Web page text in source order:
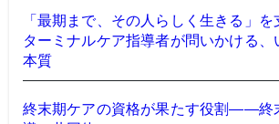
「最期まで、その人らしく生きる」
ターミナルケア指導者が問いかける
本質
終末期ケアの資格が果たす役割――終